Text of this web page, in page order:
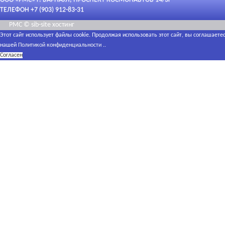
ТЕЛЕФОН +7 (903) 912-83-31
РМС © sib-site хостинг
Этот сайт использует файлы cookie. Продолжая использовать этот сайт, вы
нашей Политикой конфиденциальности ..
Согласен